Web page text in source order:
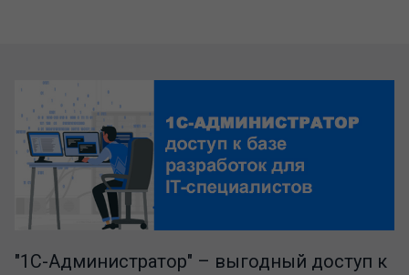
"1C-Администратор" – выгодный доступ к